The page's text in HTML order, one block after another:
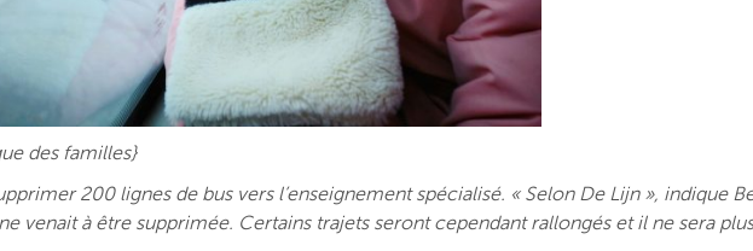
des familles}
200 lignes de bus vers l’enseignement spécialisé. « Selon De Lijn », indique
venait à être supprimée. Certains trajets seront cependant rallongés et il ne sera